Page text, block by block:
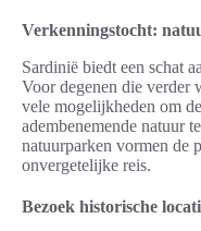
Verkenningstocht:
Sardinië biedt een schat
Voor degenen die verder
vele mogelijkheden om
adembenemende natuur
natuurparken vormen de
onvergetelijke reis.
Bezoek historische